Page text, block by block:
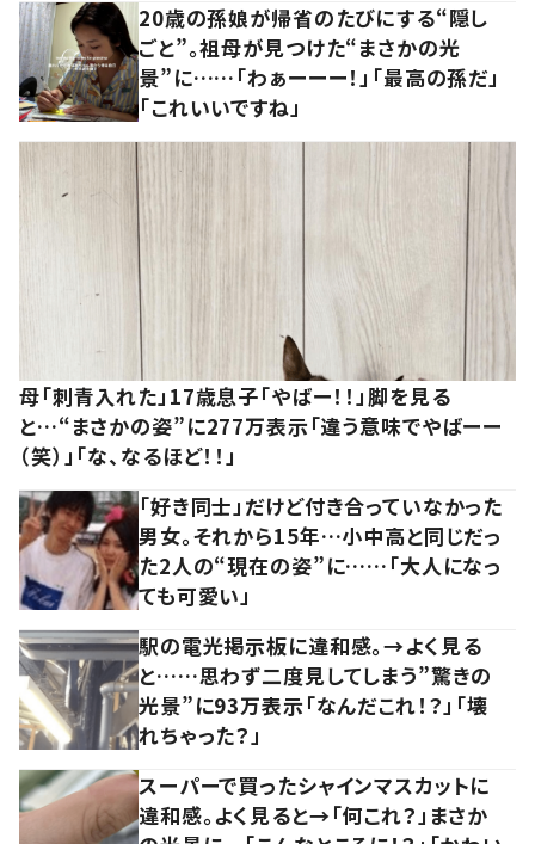
20歳の孫娘が帰省のたびにする“隠し
ごと”。祖母が見つけた“まさかの光
景”に……「わぁーーー！」「最高の孫だ」
「これいいですね」
母「刺青入れた」17歳息子「やばー！！」脚を見る
と…“まさかの姿”に277万表示「違う意味でやばーー
（笑）」「な、なるほど！！」
「好き同士」だけど付き合っていなかった
男女。それから15年…小中高と同じだっ
た2人の“現在の姿”に……「大人になっ
ても可愛い」
駅の電光掲示板に違和感。→よく見る
と……思わず二度見してしまう”驚きの
光景”に93万表示「なんだこれ！？」「壊
れちゃった？」
スーパーで買ったシャインマスカットに
違和感。よく見ると→「何これ？」まさか